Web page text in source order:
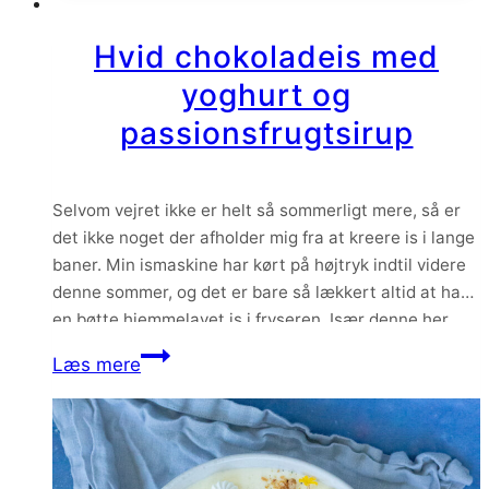
havsalt
Hvid chokoladeis med
yoghurt og
passionsfrugtsirup
Selvom vejret ikke er helt så sommerligt mere, så er
det ikke noget der afholder mig fra at kreere is i lange
baner. Min ismaskine har kørt på højtryk indtil videre
denne sommer, og det er bare så lækkert altid at have
en bøtte hjemmelavet is i fryseren. Især denne her
hvide chokoladeis med yoghurt…
Læs mereHvid
med
yoghurt
og